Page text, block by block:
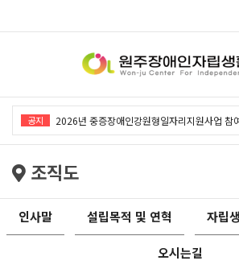
공지 2026년 중증장애인강원형일자리지원사업 참
2026년 원주장애인자립생활센터 사회복지사
2026년 중증장애인동료상담사업 동료상담가
2026년 중증장애인강원형일자리지원사업 참
조직도
인사말 설립목적 및 연혁 자립
오시는길